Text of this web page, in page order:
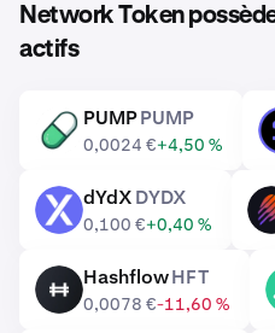
Network Token
actifs
PUMP PUMPPUMP
0,0024 €+4,50 %
DYDX dYdXDYDX
0,100 €+0,40 %
HFT HashflowHFT
0,0078 €-11,60 %